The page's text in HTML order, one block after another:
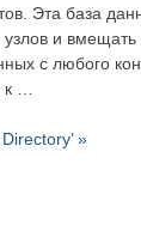
Эта база
и
с любого
к …
»